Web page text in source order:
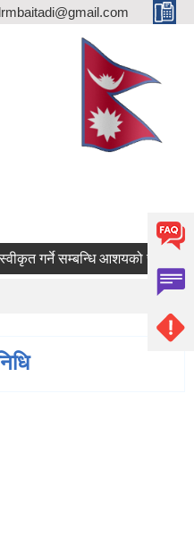
गर्ने सम्बन्धि आशयको सूचना !